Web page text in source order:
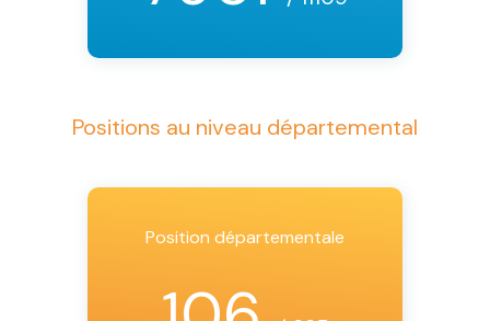
Positions au niveau départemental
Position départementale